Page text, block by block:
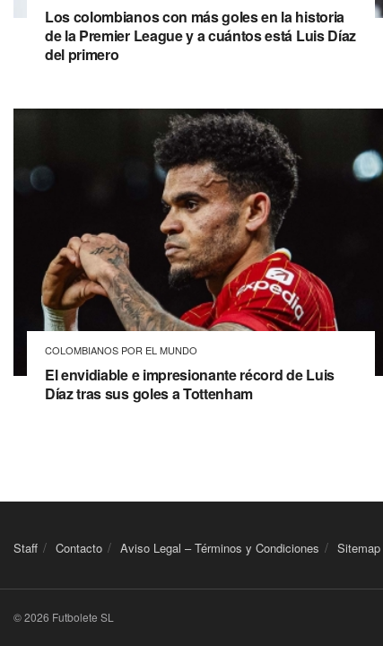
Los colombianos con más goles en la historia
de la Premier League y a cuántos está Luis Díaz
del primero
COLOMBIANOS POR EL MUNDO
El envidiable e impresionante récord de Luis
Díaz tras sus goles a Tottenham
Staff Contacto Aviso Legal – Términos y Condiciones Sitemap
© 2026 Futbolete SL